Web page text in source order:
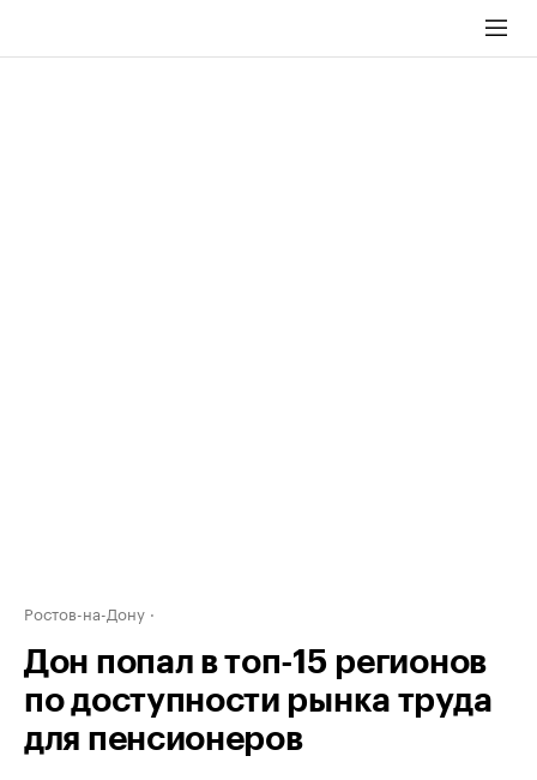
Ростов-на-Дону
Дон попал в топ-15 регионов
по доступности рынка труда
для пенсионеров